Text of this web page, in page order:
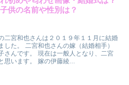
子供の名前や性別は？
二宮和也さんは２０１９年１１月に結婚
した。 二宮和也さんの嫁（結婚相手）
さんです。 現在は一般人となり、二宮
思います。 嫁の伊藤綾...